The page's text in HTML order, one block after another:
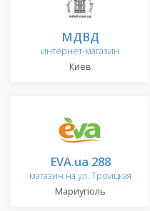
МДВД
интернет-магазин
Киев
EVA.ua 288
магазин на ул. Троицкая
Мариуполь